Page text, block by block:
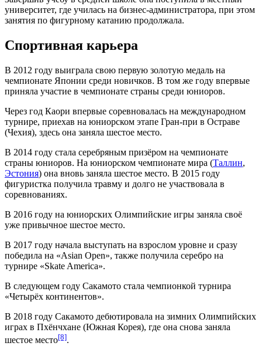
университет, где училась на бизнес-администратора, при этом
занятия по фигурному катанию продолжала.
Спортивная карьера
В 2012 году выиграла свою первую золотую медаль на
чемпионате Японии среди новичков. В том же году впервые
приняла участие в чемпионате страны среди юниоров.
Через год Каори впервые соревновалась на международном
турнире, приехав на юниорском этапе Гран-при в Остраве
(Чехия), здесь она заняла шестое место.
В 2014 году стала серебряным призёром на чемпионате
страны юниоров. На юниорском чемпионате мира (Таллин,
Эстония) она вновь заняла шестое место. В 2015 году
фигуристка получила травму и долго не участвовала в
соревнованиях.
В 2016 году на юниорских Олимпийские игры заняла своё
уже привычное шестое место.
В 2017 году начала выступать на взрослом уровне и сразу
победила на «Asian Open», также получила серебро на
турнире «Skate America».
В следующем году Сакамото стала чемпионкой турнира
«Четырёх континентов».
В 2018 году Сакамото дебютировала на зимних Олимпийских
играх в Пхёнчхане (Южная Корея), где она снова заняла
шестое место[8].